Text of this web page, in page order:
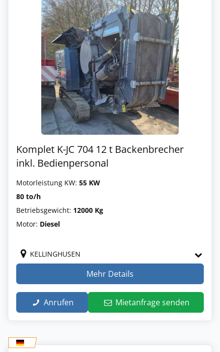
Komplet K-JC 704 12 t Backenbrecher
inkl. Bedienpersonal
Motorleistung KW: 55 KW
80 to/h
Betriebsgewicht: 12000 Kg
Motor: Diesel
KELLINGHUSEN
Mehr Details
Anrufen Mietanfrage senden